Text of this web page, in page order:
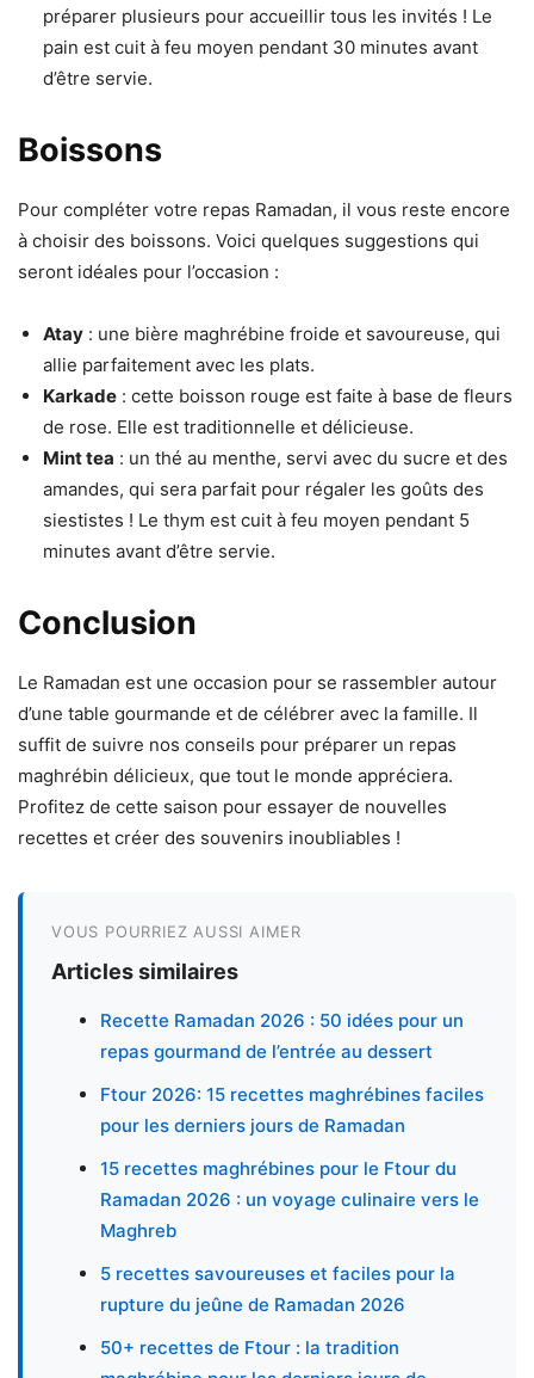
préparer plusieurs pour accueillir tous les invités ! Le
pain est cuit à feu moyen pendant 30 minutes avant
d’être servie.
Boissons
Pour compléter votre repas Ramadan, il vous reste encore
à choisir des boissons. Voici quelques suggestions qui
seront idéales pour l’occasion :
Atay : une bière maghrébine froide et savoureuse, qui
allie parfaitement avec les plats.
Karkade : cette boisson rouge est faite à base de fleurs
de rose. Elle est traditionnelle et délicieuse.
Mint tea : un thé au menthe, servi avec du sucre et des
amandes, qui sera parfait pour régaler les goûts des
siestistes ! Le thym est cuit à feu moyen pendant 5
minutes avant d’être servie.
Conclusion
Le Ramadan est une occasion pour se rassembler autour
d’une table gourmande et de célébrer avec la famille. Il
suffit de suivre nos conseils pour préparer un repas
maghrébin délicieux, que tout le monde appréciera.
Profitez de cette saison pour essayer de nouvelles
recettes et créer des souvenirs inoubliables !
VOUS POURRIEZ AUSSI AIMER
Articles similaires
Recette Ramadan 2026 : 50 idées pour un
repas gourmand de l’entrée au dessert
Ftour 2026: 15 recettes maghrébines faciles
pour les derniers jours de Ramadan
15 recettes maghrébines pour le Ftour du
Ramadan 2026 : un voyage culinaire vers le
Maghreb
5 recettes savoureuses et faciles pour la
rupture du jeûne de Ramadan 2026
50+ recettes de Ftour : la tradition